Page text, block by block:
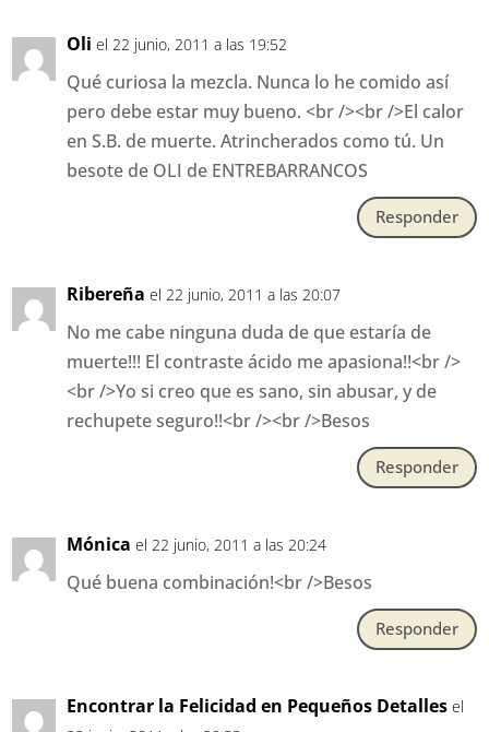
Oli el 22 junio, 2011 a las 19:52
Qué curiosa la mezcla. Nunca lo he comido así
pero debe estar muy bueno. <br /><br />El calor
en S.B. de muerte. Atrincherados como tú. Un
besote de OLI de ENTREBARRANCOS
Responder
Ribereña el 22 junio, 2011 a las 20:07
No me cabe ninguna duda de que estaría de
muerte!!! El contraste ácido me apasiona!!<br />
<br />Yo si creo que es sano, sin abusar, y de
rechupete seguro!!<br /><br />Besos
Responder
Mónica el 22 junio, 2011 a las 20:24
Qué buena combinación!<br />Besos
Responder
Encontrar la Felicidad en Pequeños Detalles el